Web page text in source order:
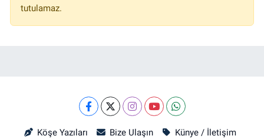
tutulamaz.
Köşe Yazıları Bize Ulaşın
Künye / İletişim